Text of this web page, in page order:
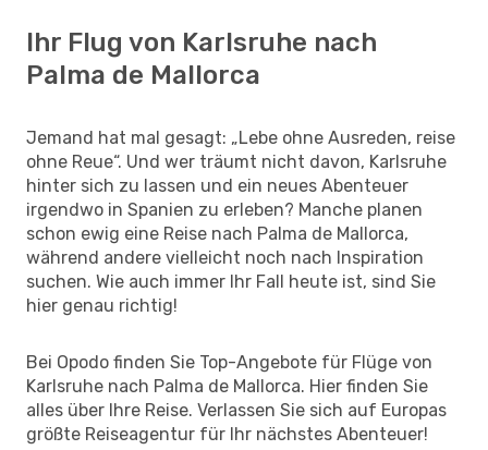
Ihr Flug von Karlsruhe nach
Palma de Mallorca
Jemand hat mal gesagt: „Lebe ohne Ausreden, reise
ohne Reue“. Und wer träumt nicht davon, Karlsruhe
hinter sich zu lassen und ein neues Abenteuer
irgendwo in Spanien zu erleben? Manche planen
schon ewig eine Reise nach Palma de Mallorca,
während andere vielleicht noch nach Inspiration
suchen. Wie auch immer Ihr Fall heute ist, sind Sie
hier genau richtig!
Bei Opodo finden Sie Top-Angebote für Flüge von
Karlsruhe nach Palma de Mallorca. Hier finden Sie
alles über Ihre Reise. Verlassen Sie sich auf Europas
größte Reiseagentur für Ihr nächstes Abenteuer!